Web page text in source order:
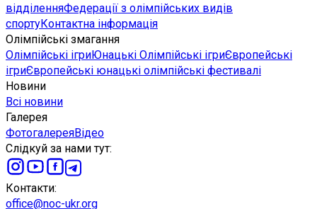
відділенняФедерації з олімпійських видів
спортуКонтактна інформація
Олімпійські змагання
Олімпійські ігриЮнацькі Олімпійські ігриЄвропейські
ігриЄвропейські юнацькі олімпійські фестивалі
Новини
Всі новини
Галерея
ФотогалереяВідео
Слідкуй за нами тут:
Контакти:
office@noc-ukr.org